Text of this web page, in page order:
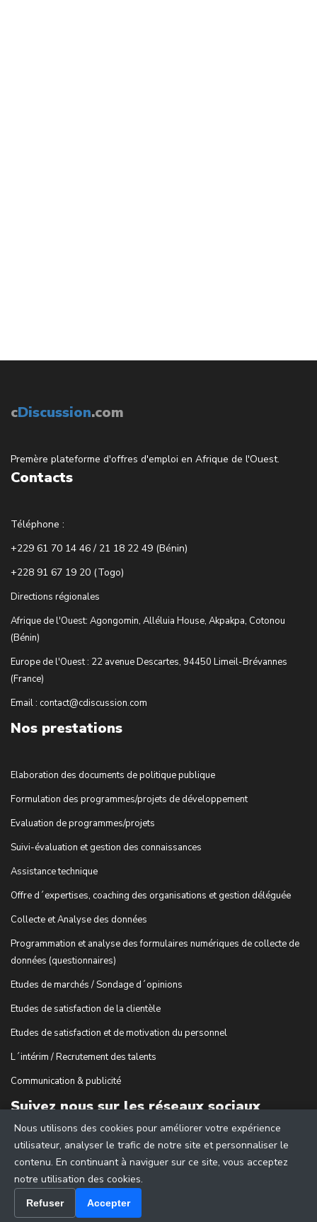
cDiscussion.com
Premère plateforme d'offres d'emploi en Afrique de l'Ouest.
Contacts
Téléphone :
+229 61 70 14 46 / 21 18 22 49 (Bénin)
+228 91 67 19 20 (Togo)
Directions régionales
Afrique de l'Ouest: Agongomin, Alléluia House, Akpakpa, Cotonou
(Bénin)
Europe de l'Ouest : 22 avenue Descartes, 94450 Limeil-Brévannes
(France)
Email : contact@cdiscussion.com
Nos prestations
Elaboration des documents de politique publique
Formulation des programmes/projets de développement
Evaluation de programmes/projets
Suivi-évaluation et gestion des connaissances
Assistance technique
Offre d´expertises, coaching des organisations et gestion déléguée
Collecte et Analyse des données
Programmation et analyse des formulaires numériques de collecte de
données (questionnaires)
Etudes de marchés / Sondage d´opinions
Etudes de satisfaction de la clientèle
Etudes de satisfaction et de motivation du personnel
L´intérim / Recrutement des talents
Communication & publicité
Suivez nous sur les réseaux sociaux
Nous utilisons des cookies pour améliorer votre expérience
utilisateur, analyser le trafic de notre site et personnaliser le
contenu. En continuant à naviguer sur ce site, vous acceptez
notre utilisation des cookies.
Refuser Accepter